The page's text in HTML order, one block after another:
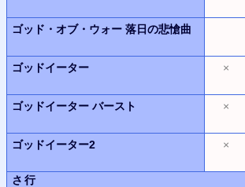
ゴッド・オブ・ウォー 落日の悲愴曲
ゴッドイーター
×
ゴッドイーター バースト ×
ゴッドイーター2
×
さ行